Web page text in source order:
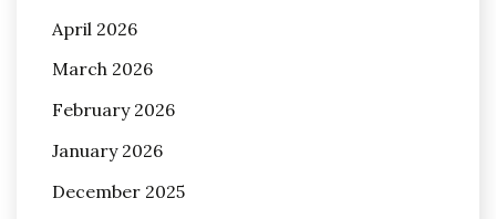
April 2026
March 2026
February 2026
January 2026
December 2025